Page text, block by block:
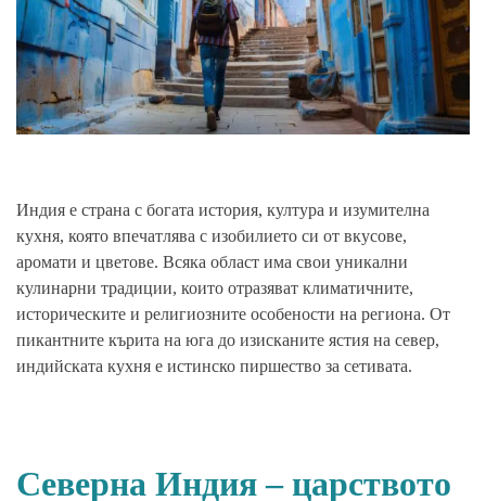
Индия е страна с богата история, култура и изумителна
кухня, която впечатлява с изобилието си от вкусове,
аромати и цветове. Всяка област има свои уникални
кулинарни традиции, които отразяват климатичните,
историческите и религиозните особености на региона. От
пикантните кърита на юга до изисканите ястия на север,
индийската кухня е истинско пиршество за сетивата.
Северна Индия – царството